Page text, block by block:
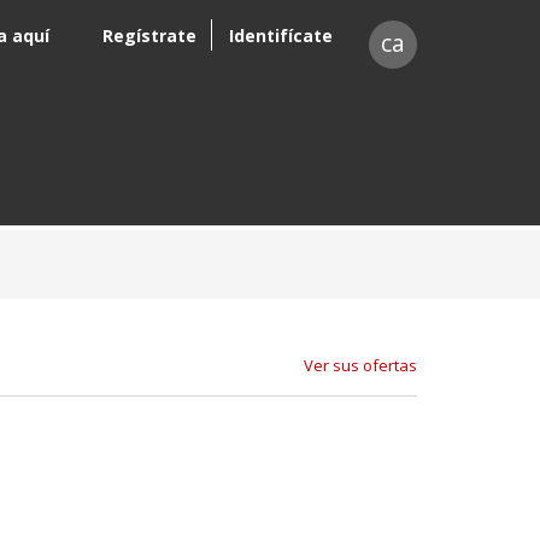
aquí Regístrate Identifícate ca
Ver sus ofertas